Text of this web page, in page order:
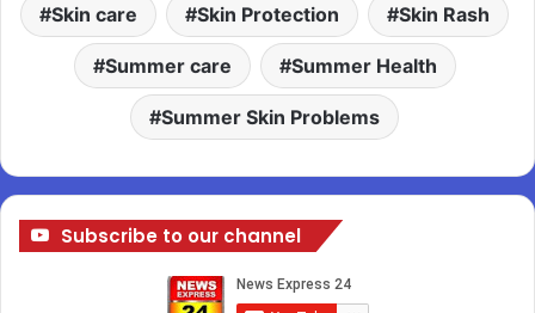
Skin care Skin Protection Skin Rash
Summer care Summer Health
Summer Skin Problems
Subscribe to our channel